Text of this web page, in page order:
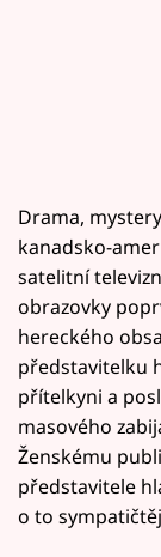
Drama,
kanadsko-
satelitní
obrazovky
hereckého
představitelku
přítelkyni a
masového
Ženskému
představitele
o to